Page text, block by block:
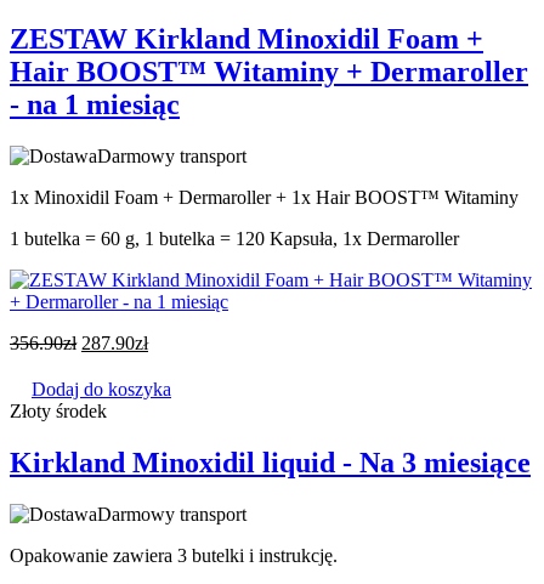
ZESTAW Kirkland Minoxidil Foam +
Hair BOOST™ Witaminy + Dermaroller
- na 1 miesiąc
Darmowy transport
1x Minoxidil Foam + Dermaroller + 1x Hair BOOST™ Witaminy
1 butelka = 60 g, 1 butelka = 120 Kapsuła, 1x Dermaroller
356.90zł 287.90zł
Dodaj do koszyka
Złoty środek
Kirkland Minoxidil liquid - Na 3 miesiące
Darmowy transport
Opakowanie zawiera 3 butelki i instrukcję.